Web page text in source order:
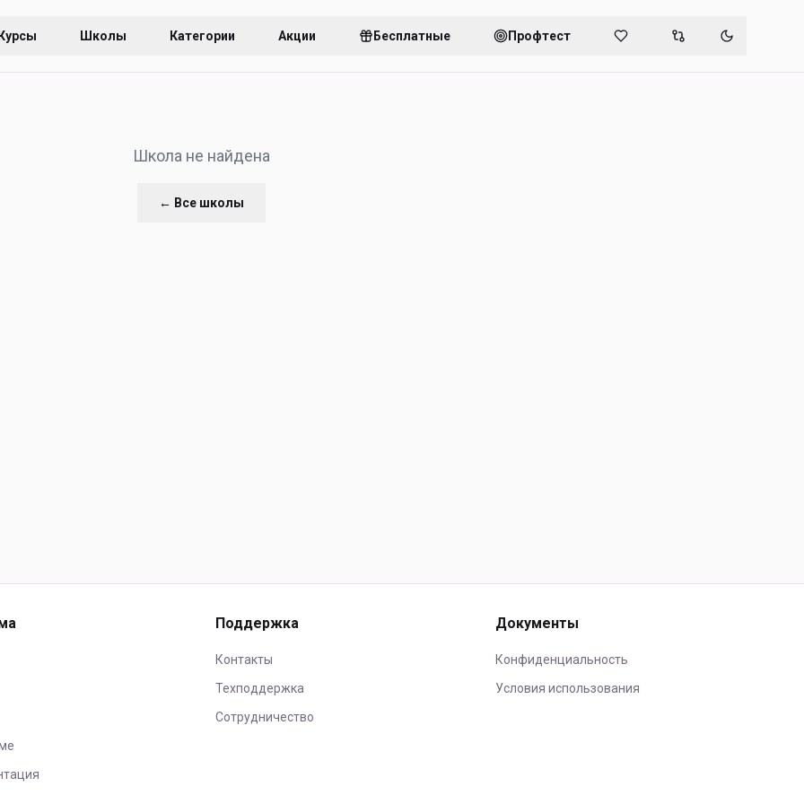
Курсы Школы Категории Акции Бесплатные Профтест
Школа не найдена
← Все школы
Поддержка
Контакты
Техподдержка
Сотрудничество
Документы
Конфиденциальность
Условия использования